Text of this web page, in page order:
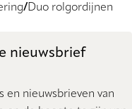
Duo rolgordijnen
nieuwsbrief
en nieuwsbrieven van